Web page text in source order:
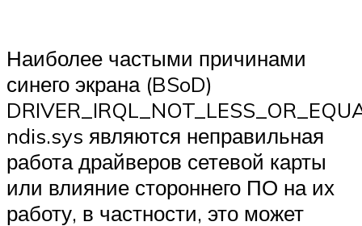
Наиболее частыми причинами
синего экрана (BSoD)
ndis.sys являются неправильная
работа драйверов сетевой карты
или влияние стороннего ПО на их
работу, в частности, это может